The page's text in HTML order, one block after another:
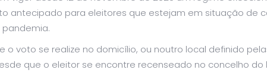
antecipado para eleitores que estejam em situação de
o voto se realize no domicílio, ou noutro local definido
que o eleitor se encontre recenseado no concelho